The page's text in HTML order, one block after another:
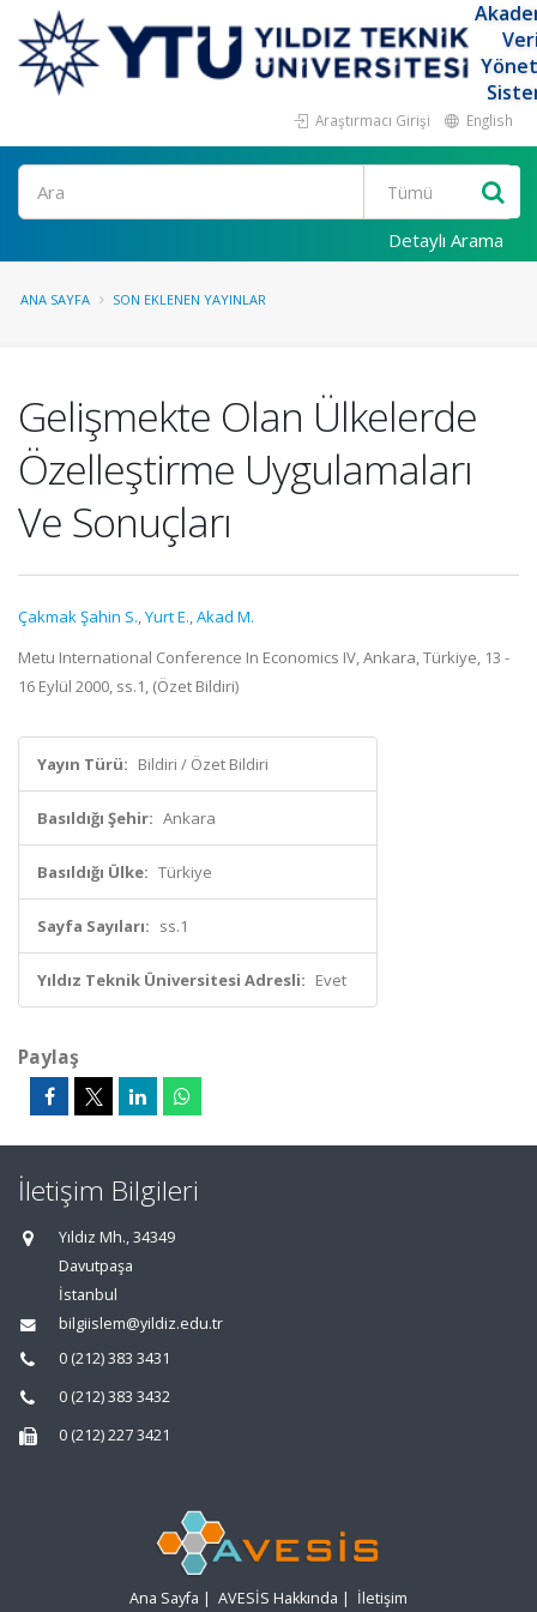
Araştırmacı Girişi English
Ara
Detaylı Arama
ANA SAYFA SON EKLENEN YAYINLAR
Gelişmekte Olan Ülkelerde
Özelleştirme Uygulamaları
Ve Sonuçları
Çakmak Şahin S.,Yurt E.,Akad M.
Metu International Conference In Economics IV, Ankara, Türkiye, 13 -
16 Eylül 2000, ss.1, (Özet Bildiri)
Yayın Türü: Bildiri / Özet Bildiri
Basıldığı Şehir: Ankara
Basıldığı Ülke: Türkiye
Sayfa Sayıları: ss.1
Yıldız Teknik Üniversitesi Adresli: Evet
Paylaş
İletişim Bilgileri
Yıldız Mh., 34349
Davutpaşa
İstanbul
bilgiislem@yildiz.edu.tr
0 (212) 383 3431
0 (212) 383 3432
0 (212) 227 3421
Ana Sayfa | AVESİS Hakkında | İletişim